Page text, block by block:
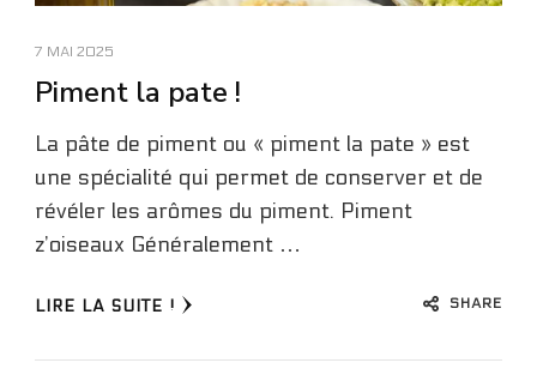
7 MAI 2025
Piment la pate !
La pâte de piment ou « piment la pate » est
une spécialité qui permet de conserver et de
révéler les arômes du piment. Piment
z’oiseaux Généralement …
LIRE LA SUITE ! SHARE